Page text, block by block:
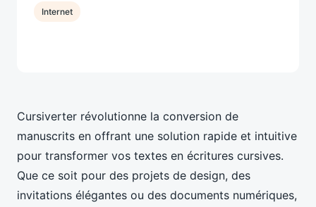
Cursiverter révolutionne la conversion de
manuscrits en offrant une solution rapide et intuitive
pour transformer vos textes en écritures cursives.
Que ce soit pour des projets de design, des
invitations élégantes ou des documents numériques,
Internet